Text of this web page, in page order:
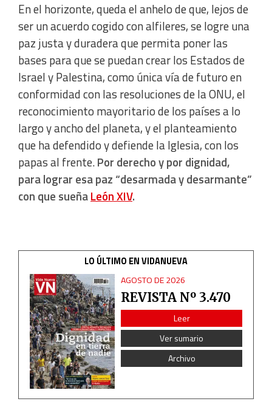
En el horizonte, queda el anhelo de que, lejos de
ser un acuerdo cogido con alfileres, se logre una
paz justa y duradera que permita poner las
bases para que se puedan crear los Estados de
Israel y Palestina, como única vía de futuro en
conformidad con las resoluciones de la ONU, el
reconocimiento mayoritario de los países a lo
largo y ancho del planeta, y el planteamiento
que ha defendido y defiende la Iglesia, con los
papas al frente.Por derecho y por dignidad,
para lograr esa paz “desarmada y desarmante”
con que sueñaLeón XIV.
LO ÚLTIMO EN VIDANUEVA
AGOSTO DE 2026
REVISTA Nº 3.470
Leer
Ver sumario
Archivo
Understand audiences through statistics or combinations
of data from different sources
Develop and improve services
IAB Special Features:
Use precise geolocation data
Identify devices based on information actively requested
Functional
Advertising